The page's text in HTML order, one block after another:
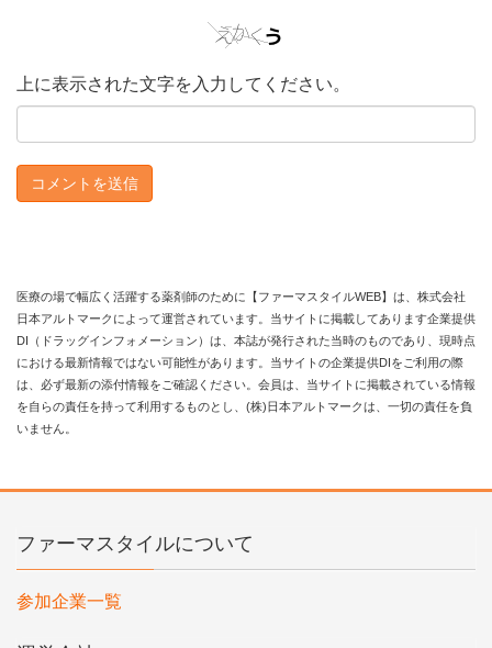
上に表示された文字を入力してください。
医療の場で幅広く活躍する薬剤師のために【ファーマスタイルWEB】は、株式会社
日本アルトマークによって運営されています。当サイトに掲載してあります企業提供
DI（ドラッグインフォメーション）は、本誌が発行された当時のものであり、現時点
における最新情報ではない可能性があります。当サイトの企業提供DIをご利用の際
は、必ず最新の添付情報をご確認ください。会員は、当サイトに掲載されている情報
を自らの責任を持って利用するものとし、(株)日本アルトマークは、一切の責任を負
いません。
ファーマスタイルについて
参加企業一覧